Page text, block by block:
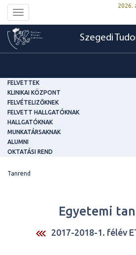
Toggle
navigation
2026.
Szegedi
FELVETTEK
KLINIKAI KÖZPONT
FELVÉTELIZŐKNEK
FELVETT HALLGATÓKNAK
HALLGATÓKNAK
MUNKATÁRSAKNAK
ALUMNI
OKTATÁSI REND
Tanrend
Egyetemi
2017-2018-1. félév